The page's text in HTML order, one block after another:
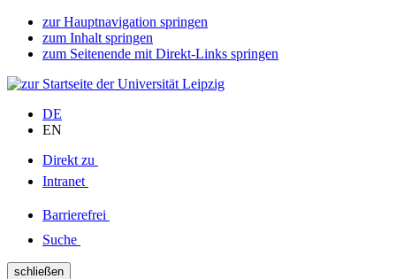
zur Hauptnavigation springen
zum Inhalt springen
zum Seitenende mit Direkt-Links springen
DE
EN
Direkt zu
Intranet
Barrierefrei
Suche
schließen